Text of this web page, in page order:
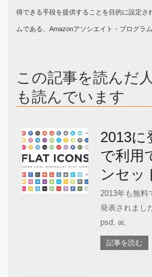
得できる手段を提供することを目的に設定さ
ムである、Amazonアソシエイト・プログラ
この記事を読んだ
も読んでいます
2013に
で利用
ンセッ
2013年も無料
発表されまし
psd, ai,
記事を読む